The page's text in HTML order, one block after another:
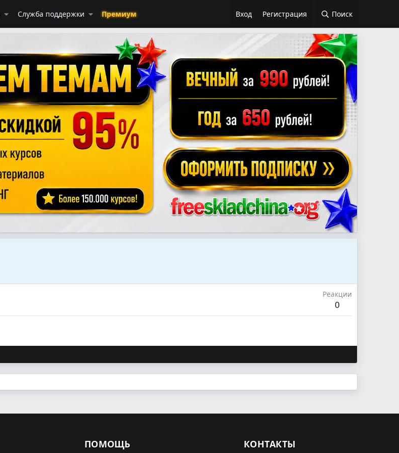
Служба поддержки Премиум Вход Регистрация Поиск
Реакции
0
ПОМОЩЬ КОНТАКТЫ